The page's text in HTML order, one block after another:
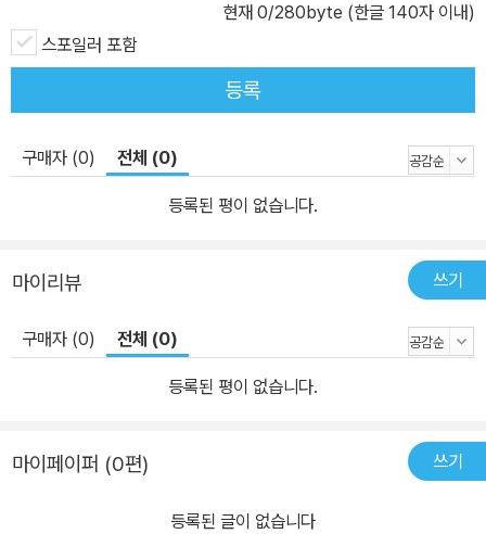
현재 0/280byte (한글 140자 이내)
스포일러 포함
등록
구매자 (0) 전체 (0)
등록된 평이 없습니다.
마이리뷰 쓰기
구매자 (0) 전체 (0)
등록된 평이 없습니다.
마이페이퍼 (0편) 쓰기
등록된 글이 없습니다